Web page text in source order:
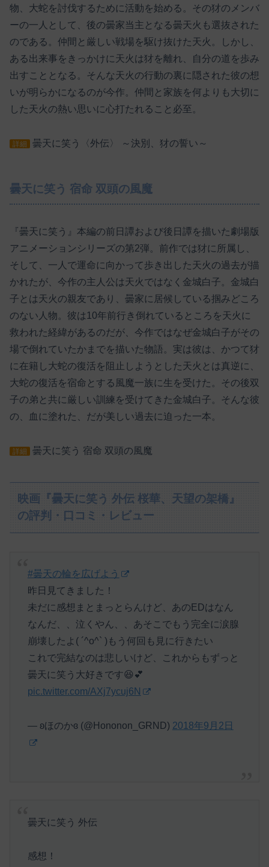
物、大蛇を討伐するために活動を始める。その犲のメンバ
ーの一人として、後の曇家当主となる曇天火も選抜された
のである。仲間と厳しい戦場を駆け抜けた天火。しかし、
ある出来事をきっかけに天火は犲を離れ、自分の道を歩み
出すこととなる。そんな天火の行動の裏に隠された彼の想
いが明らかになるのが今作。仲間と家族を何よりも大切に
した天火の熱い思いに心打たれること必至。
詳細 曇天に笑う〈外伝〉 ～決別、犲の誓い～
曇天に笑う 宿命 双頭の風魔
『曇天に笑う』本編の前日譚および後日譚を描いた劇場版
アニメーションシリーズの第2弾。前作では犲に所属し、
そして、一人で運命に向かって歩き出した天火の過去が描
かれたが、今作の主人公は天火ではなく金城白子。金城白
子とは天火の親友であり、曇家に居候している掴みどころ
のない人物。彼は10年前行き倒れているところを天火に
救われた経緯があるのだが、今作ではなぜ金城白子がその
場で倒れていたかまでを描いた物語。実は彼は、かつて犲
に在籍し大蛇の復活を阻止しようとした天火とは真逆に、
大蛇の復活を宿命とする風魔一族に生を受けた。その後双
子の弟と共に厳しい訓練を受けてきた金城白子。そんな彼
の、血に塗れた、だが美しい過去に迫った一本。
詳細 曇天に笑う 宿命 双頭の風魔
映画『曇天に笑う 外伝 桜華、天望の架橋』
の評判・口コミ・レビュー
#曇天の輪を広げよう
昨日見てきました！
未だに感想まとまっとらんけど、あのEDはなん
なんだ、、泣くやん、、あそこでもう完全に涙腺
崩壊したよ( ´^o^` )もう何回も見に行きたい
これで完結なのは悲しいけど、これからもずっと
曇天に笑う大好きです😆💕
pic.twitter.com/AXj7ycuj6N
— ʚほのかɞ (@Hononon_GRND) 2018年9月2日
曇天に笑う 外伝
感想！